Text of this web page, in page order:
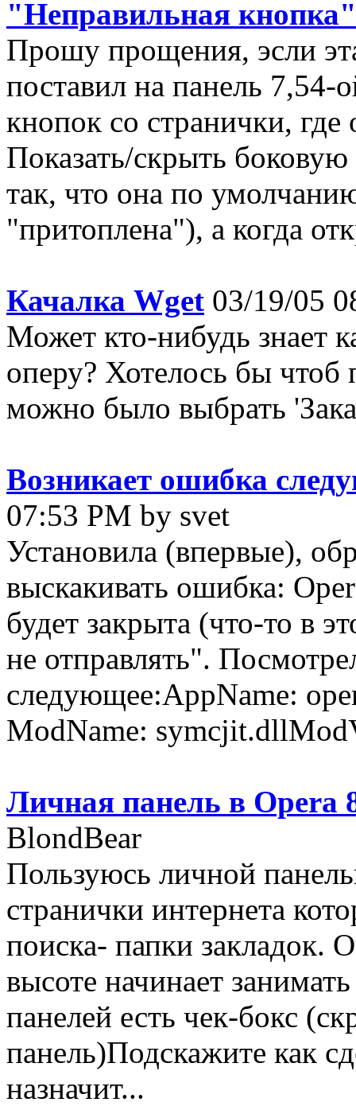
"Неправильная кнопка"
Прошу прощения, эсли
поставил на панель
кнопок со странички,
Показать/скрыть
так, что она по
"притоплена"), а когда
Качалка Wget 03/19/05
Может кто-нибудь знает
оперу? Хотелось бы чтоб
можно было выбрать
Возникает ошибка
07:53 PM by svet
Установила (впервые),
выскакивать ошибка:
будет закрыта (что-то в
не отправлять".
следующее:AppName:
ModName:
Личная панель в Opera
BlondBear
Пользуюсь личной
странички интернета
поиска- папки закладок.
высоте начинает
панелей есть чек-бокс
панель)Подскажите как
назначит...